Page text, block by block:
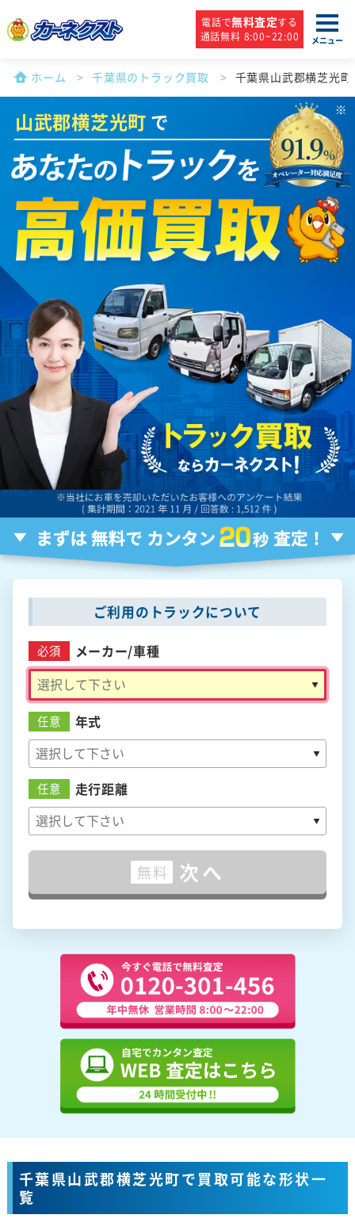
電話で無料査定する
通話無料 8:00~22:00
メニュー
ホーム 千葉県のトラック買取 千葉県山武郡横芝光
山武郡横芝光町 で
ご利用のトラックについて
必須 メーカー/車種
任意 年式
任意 走行距離
無料 次へ
千葉県山武郡横芝光町で買取可能な形状一
覧